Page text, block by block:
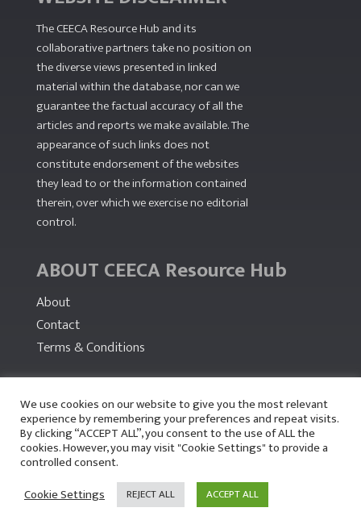
The CEECA Resource Hub and its
collaborative partners take no position on
the diverse views presented in linked
material within the database, nor can we
guarantee the factual accuracy of all the
articles and reports we make available. The
appearance of such links does not
constitute endorsement of the websites
they lead to or the information contained
therein, over which we exercise no editorial
control.
ABOUT CEECA Resource Hub
About
Contact
Terms & Conditions
PARTNERS
We use cookies on our website to give you the most relevant
experience by remembering your preferences and repeat visits.
By clicking “ACCEPT ALL”, you consent to the use of ALL the
cookies. However, you may visit "Cookie Settings" to provide a
controlled consent.
Cookie Settings
REJECT ALL ACCEPT ALL